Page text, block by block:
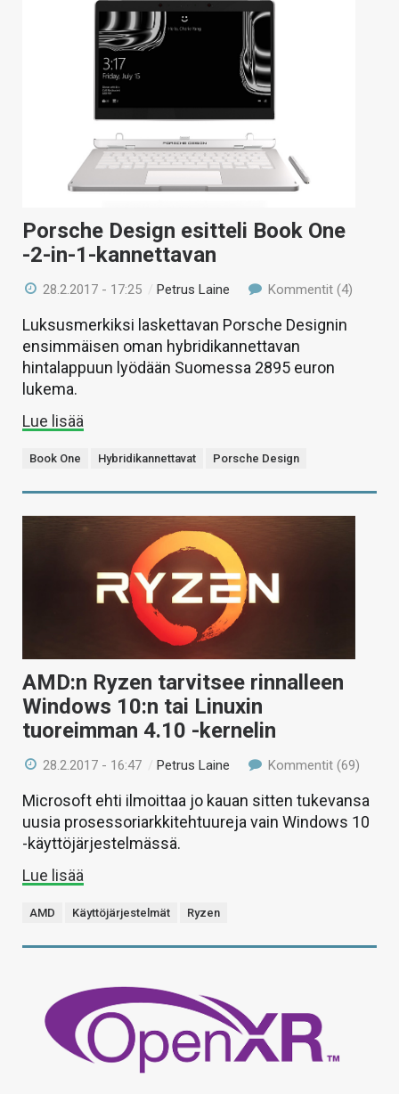
Porsche Design esitteli Book One
-2-in-1-kannettavan
28.2.2017 - 17:25 / Petrus Laine Kommentit (4)
Luksusmerkiksi laskettavan Porsche Designin
ensimmäisen oman hybridikannettavan
hintalappuun lyödään Suomessa 2895 euron
lukema.
Lue lisää
Book One Hybridikannettavat Porsche Design
AMD:n Ryzen tarvitsee rinnalleen
Windows 10:n tai Linuxin
tuoreimman 4.10 -kernelin
28.2.2017 - 16:47 /Petrus Laine Kommentit (69)
Microsoft ehti ilmoittaa jo kauan sitten tukevansa
uusia prosessoriarkkitehtuureja vain Windows 10
-käyttöjärjestelmässä.
Lue lisää
AMD Käyttöjärjestelmät Ryzen